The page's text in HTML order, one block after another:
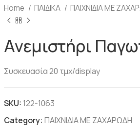
Home ΠΑΙΔΙΚΑ ΠΑΙΧΝΙΔΙΑ ΜΕ
Ανεμιστήρι
Συσκευασία 20 τμχ/display
SKU: 122-1063
Category: ΠΑΙΧΝΙΔΙΑ ΜΕ ΖΑΧΑΡΩΔΗ